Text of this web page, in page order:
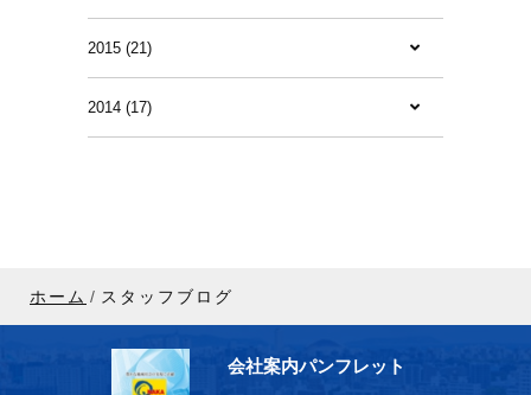
2015 (21)
2014 (17)
ホーム スタッフブログ
会社案内パンフレット